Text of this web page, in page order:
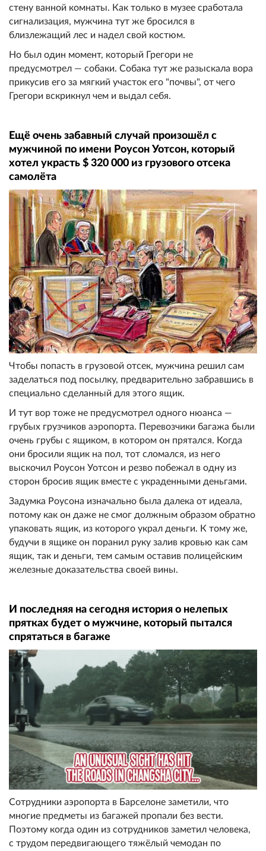
стену ванной комнаты. Как только в музее сработала
сигнализация, мужчина тут же бросился в
близлежащий лес и надел свой костюм.
Но был один момент, который Грегори не
предусмотрел — собаки. Собака тут же разыскала вора
прикусив его за мягкий участок его "почвы", от чего
Грегори вскрикнул чем и выдал себя.
Ещё очень забавный случай произошёл с
мужчиной по имени Роусон Уотсон, который
хотел украсть $ 320 000 из грузового отсека
самолёта
Чтобы попасть в грузовой отсек, мужчина решил сам
заделаться под посылку, предварительно забравшись в
специально сделанный для этого ящик.
И тут вор тоже не предусмотрел одного нюанса —
грубых грузчиков аэропорта. Перевозчики багажа были
очень грубы с ящиком, в котором он прятался. Когда
они бросили ящик на пол, тот сломался, из него
выскочил Роусон Уотсон и резво побежал в одну из
сторон бросив ящик вместе с украденными деньгами.
Задумка Роусона изначально была далека от идеала,
потому как он даже не смог должным образом обратно
упаковать ящик, из которого украл деньги. К тому же,
будучи в ящике он поранил руку залив кровью как сам
ящик, так и деньги, тем самым оставив полицейским
железные доказательства своей вины.
И последняя на сегодня история о нелепых
прятках будет о мужчине, который пытался
спрятаться в багаже
Сотрудники аэропорта в Барселоне заметили, что
многие предметы из багажей пропали без вести.
Поэтому когда один из сотрудников заметил человека,
с трудом передвигающего тяжёлый чемодан по